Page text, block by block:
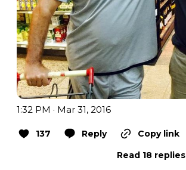
1:32 PM · Mar 31, 2016
137 Reply
Copy link
Read 18 replies